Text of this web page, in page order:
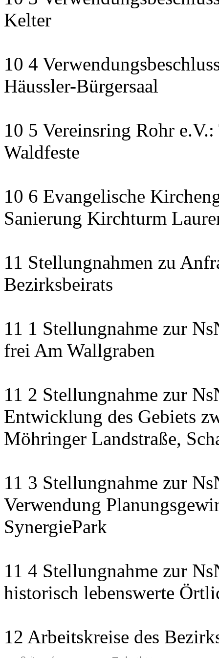
Kelter
10 4
Häussler-Bürgersaal
10 5 Vereinsring Rohr
Waldfeste
10 6 Evangelische
Sanierung Kirchturm
11 Stellungnahmen zu
Bezirksbeirats
11 1 Stellungnahme zur
frei Am Wallgraben
11 2 Stellungnahme zur
Entwicklung des Gebiets
Möhringer Landstraße,
11 3 Stellungnahme zur
Verwendung
SynergiePark
11 4 Stellungnahme zur
historisch lebenswerte
12 Arbeitskreise des